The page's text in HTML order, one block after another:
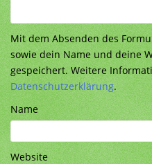
Mit dem Absenden des
sowie dein Name und deine
gespeichert. Weitere
Datenschutzerklärung.
Name
Website